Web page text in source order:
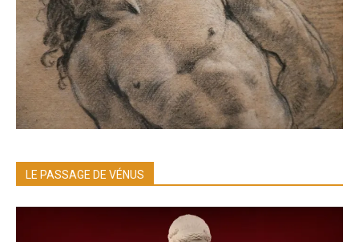
LE PASSAGE DE VÉNUS